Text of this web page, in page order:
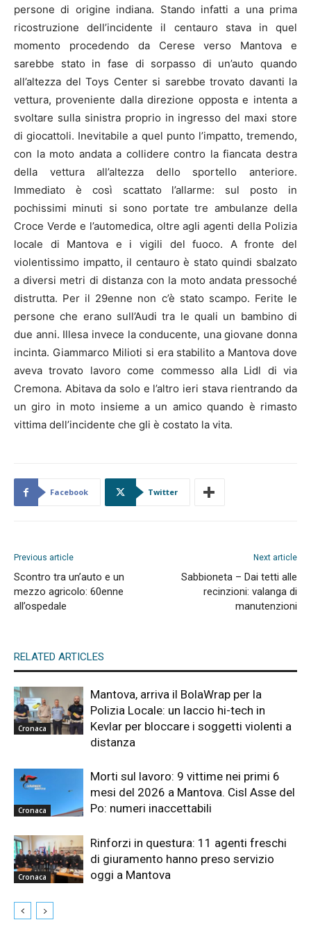
persone di origine indiana. Stando infatti a una prima
ricostruzione dell’incidente il centauro stava in quel
momento procedendo da Cerese verso Mantova e
sarebbe stato in fase di sorpasso di un’auto quando
all’altezza del Toys Center si sarebbe trovato davanti la
vettura, proveniente dalla direzione opposta e intenta a
svoltare sulla sinistra proprio in ingresso del maxi store
di giocattoli. Inevitabile a quel punto l’impatto, tremendo,
con la moto andata a collidere contro la fiancata destra
della vettura all’altezza dello sportello anteriore.
Immediato è così scattato l’allarme: sul posto in
pochissimi minuti si sono portate tre ambulanze della
Croce Verde e l’automedica, oltre agli agenti della Polizia
locale di Mantova e i vigili del fuoco. A fronte del
violentissimo impatto, il centauro è stato quindi sbalzato
a diversi metri di distanza con la moto andata pressoché
distrutta. Per il 29enne non c’è stato scampo. Ferite le
persone che erano sull’Audi tra le quali un bambino di
due anni. Illesa invece la conducente, una giovane donna
incinta. Giammarco Milioti si era stabilito a Mantova dove
aveva trovato lavoro come commesso alla Lidl di via
Cremona. Abitava da solo e l’altro ieri stava rientrando da
un giro in moto insieme a un amico quando è rimasto
vittima dell’incidente che gli è costato la vita.
Facebook Twitter
Previous article
Scontro tra un’auto e un
mezzo agricolo: 60enne
all’ospedale
Next article
Sabbioneta – Dai tetti alle
recinzioni: valanga di
manutenzioni
RELATED ARTICLES
Cronaca
Mantova, arriva il BolaWrap per la
Polizia Locale: un laccio hi-tech in
Kevlar per bloccare i soggetti violenti a
distanza
Cronaca
Morti sul lavoro: 9 vittime nei primi 6
mesi del 2026 a Mantova. Cisl Asse del
Po: numeri inaccettabili
Cronaca
Rinforzi in questura: 11 agenti freschi
di giuramento hanno preso servizio
oggi a Mantova